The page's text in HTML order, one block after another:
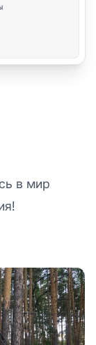
в мир